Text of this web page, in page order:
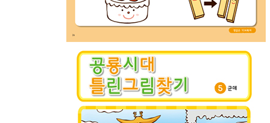
우주탐험 미로
멋진 성 틀린그림찾기
펭귄나라 틀린그림찾기
점심시간 숨은그림찾기
로봇공장 숨은그림찾기